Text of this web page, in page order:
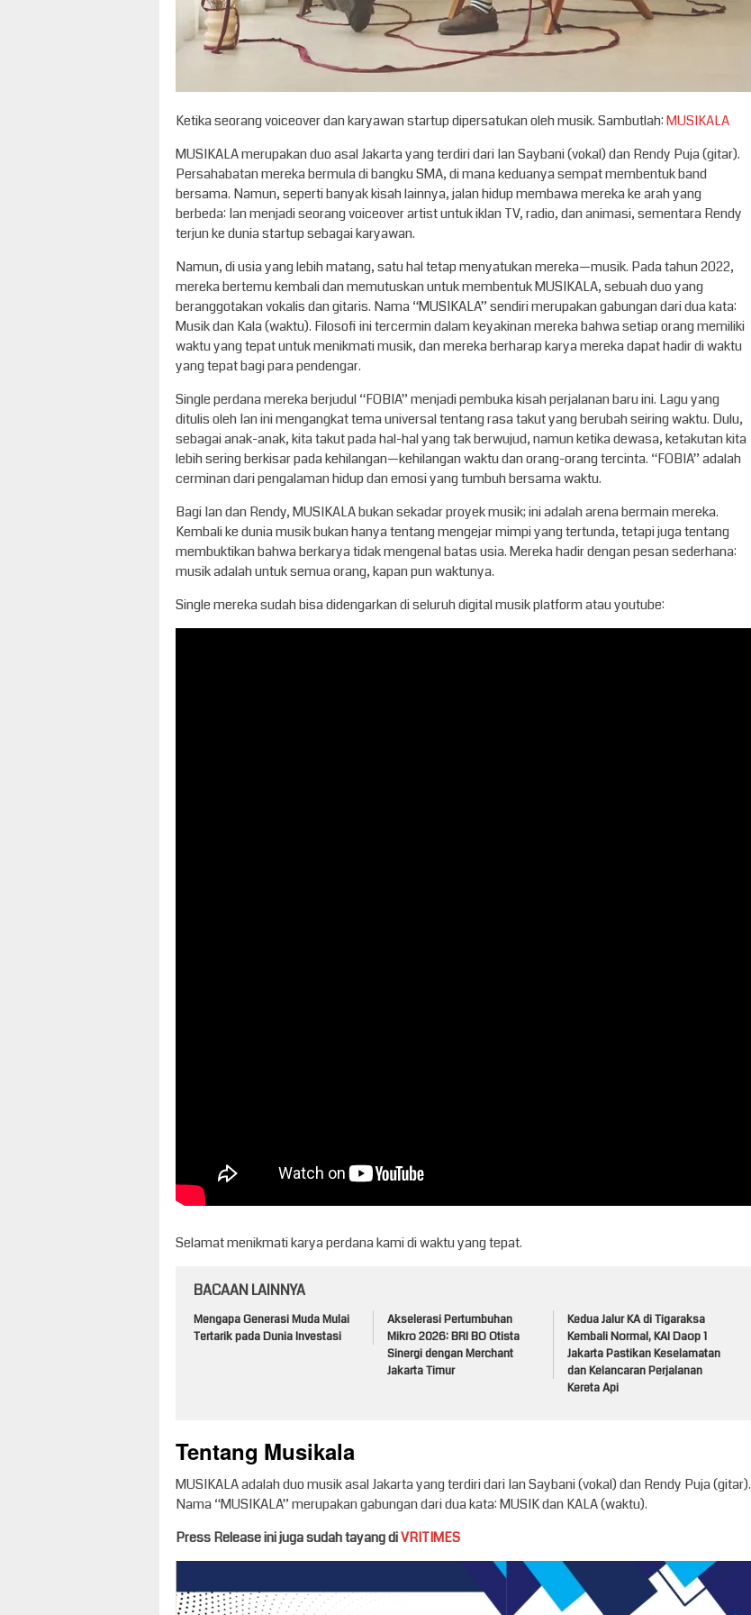
Ketika seorang voiceover dan karyawan startup dipersatukan oleh musik. Sambutlah:MUSIKALA
MUSIKALA merupakan duo asal Jakarta yang terdiri dari Ian Saybani (vokal) dan Rendy Puja (gitar).
Persahabatan mereka bermula di bangku SMA, di mana keduanya sempat membentuk band
bersama. Namun, seperti banyak kisah lainnya, jalan hidup membawa mereka ke arah yang
berbeda: Ian menjadi seorang voiceover artist untuk iklan TV, radio, dan animasi, sementara Rendy
terjun ke dunia startup sebagai karyawan.
Namun, di usia yang lebih matang, satu hal tetap menyatukan mereka—musik. Pada tahun 2022,
mereka bertemu kembali dan memutuskan untuk membentuk MUSIKALA, sebuah duo yang
beranggotakan vokalis dan gitaris. Nama “MUSIKALA” sendiri merupakan gabungan dari dua kata:
Musik dan Kala (waktu). Filosofi ini tercermin dalam keyakinan mereka bahwa setiap orang memiliki
waktu yang tepat untuk menikmati musik, dan mereka berharap karya mereka dapat hadir di waktu
yang tepat bagi para pendengar.
Single perdana mereka berjudul “FOBIA” menjadi pembuka kisah perjalanan baru ini. Lagu yang
ditulis oleh Ian ini mengangkat tema universal tentang rasa takut yang berubah seiring waktu. Dulu,
sebagai anak-anak, kita takut pada hal-hal yang tak berwujud, namun ketika dewasa, ketakutan kita
lebih sering berkisar pada kehilangan—kehilangan waktu dan orang-orang tercinta. “FOBIA” adalah
cerminan dari pengalaman hidup dan emosi yang tumbuh bersama waktu.
Bagi Ian dan Rendy, MUSIKALA bukan sekadar proyek musik; ini adalah arena bermain mereka.
Kembali ke dunia musik bukan hanya tentang mengejar mimpi yang tertunda, tetapi juga tentang
membuktikan bahwa berkarya tidak mengenal batas usia. Mereka hadir dengan pesan sederhana:
musik adalah untuk semua orang, kapan pun waktunya.
Single mereka sudah bisa didengarkan di seluruh digital musik platform atau youtube:
Selamat menikmati karya perdana kami di waktu yang tepat.
BACAAN LAINNYA
Mengapa Generasi Muda Mulai
Tertarik pada Dunia Investasi
Akselerasi Pertumbuhan
Mikro 2026: BRI BO Otista
Sinergi dengan Merchant
Jakarta Timur
Kedua Jalur KA di Tigaraksa
Kembali Normal, KAI Daop 1
Jakarta Pastikan Keselamatan
dan Kelancaran Perjalanan
Kereta Api
Tentang Musikala
MUSIKALA adalah duo musik asal Jakarta yang terdiri dari Ian Saybani (vokal) dan Rendy Puja (gitar).
Nama “MUSIKALA” merupakan gabungan dari dua kata: MUSIK dan KALA (waktu).
Press Release ini juga sudah tayang diVRITIMES